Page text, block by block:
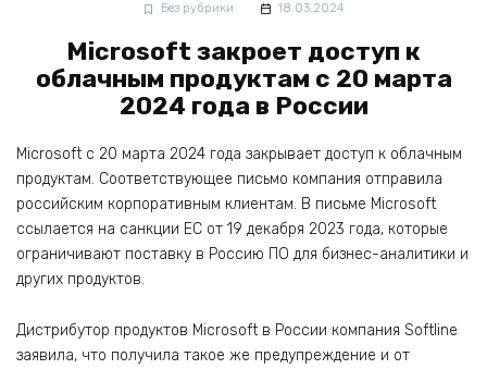
Без рубрики 18.03.2024
Microsoft закроет доступ к
облачным продуктам с 20 марта
2024 года в России
Microsoft c 20 марта 2024 года закрывает доступ к облачным
продуктам. Соответствующее письмо компания отправила
российским корпоративным клиентам. В письме Microsoft
ссылается на санкции ЕС от 19 декабря 2023 года, которые
ограничивают поставку в Россию ПО для бизнес-аналитики и
других продуктов.
Дистрибутор продуктов Microsoft в России компания Softline
заявила, что получила такое же предупреждение и от